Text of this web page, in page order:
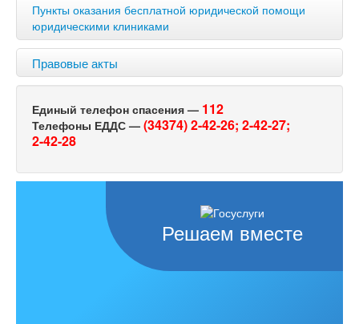
Пункты оказания бесплатной юридической помощи
юридическими клиниками
Правовые акты
Единый телефон спасения — 112
Телефоны ЕДДС — (34374) 2-42-26; 2-42-27;
2-42-28
Решаем вместе